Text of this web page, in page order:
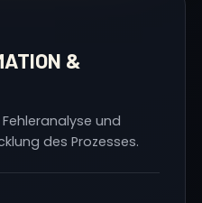
&
und
des Prozesses.